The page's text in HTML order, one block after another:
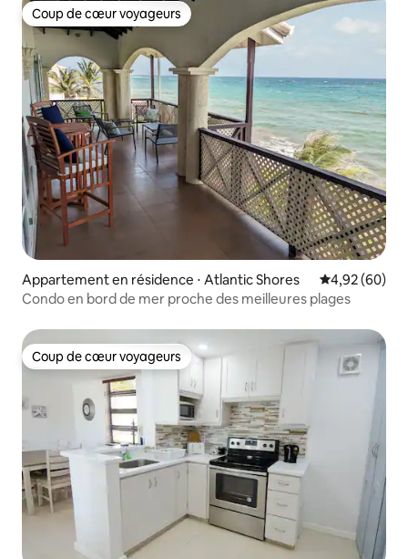
Coup de cœur voyageurs
Coup de cœur voyageurs
Appartement en résidence ⋅ Atlantic Shores Évaluation
4,92 (60)
Condo en bord de mer proche des meilleures plages
Coup de cœur voyageurs
Coup de cœur voyageurs